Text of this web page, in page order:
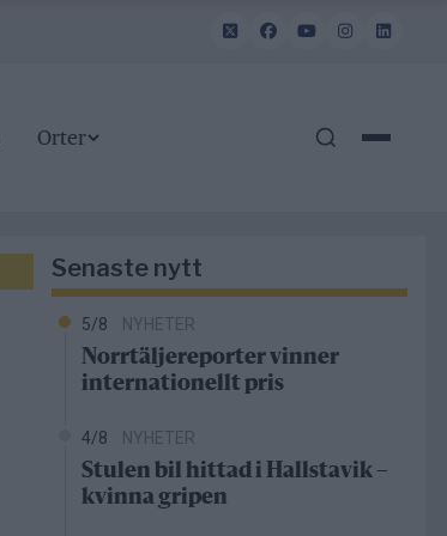
Orter
Senaste nytt
5/8 NYHETER
Norrtäljereporter vinner
internationellt pris
4/8 NYHETER
Stulen bil hittad i Hallstavik –
kvinna gripen